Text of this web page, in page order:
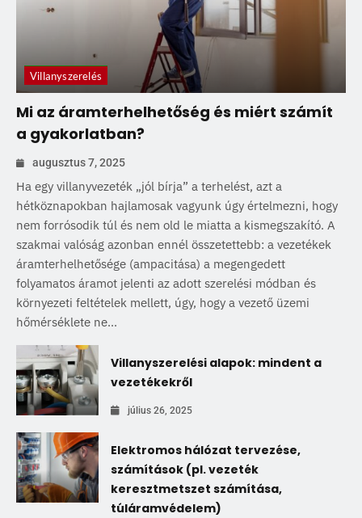
Villanyszerelés
Mi az áramterhelhetőség és miért számít
a gyakorlatban?
augusztus 7, 2025
Ha egy villanyvezeték „jól bírja” a terhelést, azt a
hétköznapokban hajlamosak vagyunk úgy értelmezni, hogy
nem forrósodik túl és nem old le miatta a kismegszakító. A
szakmai valóság azonban ennél összetettebb: a vezetékek
áramterhelhetősége (ampacitása) a megengedett
folyamatos áramot jelenti az adott szerelési módban és
környezeti feltételek mellett, úgy, hogy a vezető üzemi
hőmérséklete ne...
Villanyszerelési alapok: mindent a
vezetékekről
július 26, 2025
Elektromos hálózat tervezése,
számítások (pl. vezeték
keresztmetszet számítása,
túláramvédelem)